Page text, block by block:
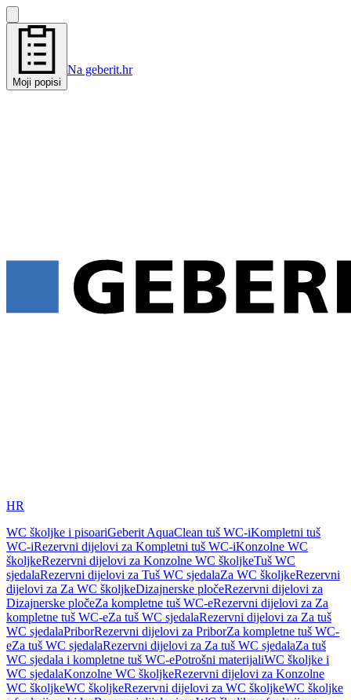
Moji popisi
Na geberit.hr
HR
WC školjke i pisoariGeberit AquaClean tuš WC-iKompletni tuš
WC-iRezervni dijelovi za Kompletni tuš WC-iKonzolne WC
školjkeRezervni dijelovi za Konzolne WC školjkeTuš WC
sjedalaRezervni dijelovi za Tuš WC sjedalaZa WC školjkeRezervni
dijelovi za Za WC školjkeDizajnerske pločeRezervni dijelovi za
Dizajnerske pločeZa kompletne tuš WC-eRezervni dijelovi za Za
kompletne tuš WC-eZa tuš WC sjedalaRezervni dijelovi za Za tuš
WC sjedalaPriborRezervni dijelovi za PriborZa kompletne tuš WC-
eZa tuš WC sjedalaRezervni dijelovi za Za tuš WC sjedalaZa tuš
WC sjedala i kompletne tuš WC-ePotrošni materijaliWC školjke i
WC sjedalaKonzolne WC školjkeRezervni dijelovi za Konzolne
WC školjkeWC školjkeRezervni dijelovi za WC školjkeWC školjke